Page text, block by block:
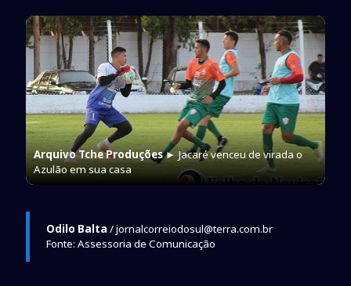
Arquivo Tche Produções► Jacaré venceu de virada o
Azulão em sua casa
Odilo Balta / jornalcorreiodosul@terra.com.br
Fonte: Assessoria de Comunicação